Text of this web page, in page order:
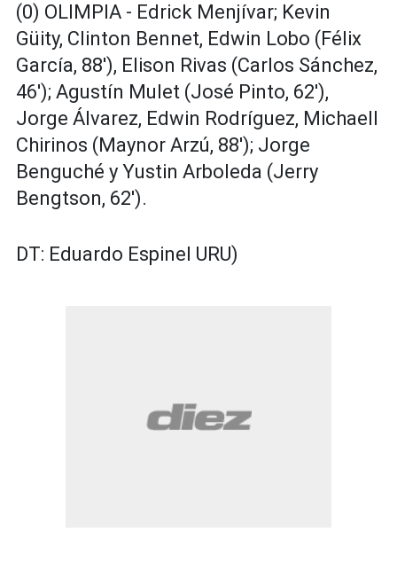
(0) OLIMPIA - Edrick Menjívar; Kevin
Güity, Clinton Bennet, Edwin Lobo (Félix
García, 88'), Elison Rivas (Carlos Sánchez,
46'); Agustín Mulet (José Pinto, 62'),
Jorge Álvarez, Edwin Rodríguez, Michaell
Chirinos (Maynor Arzú, 88'); Jorge
Benguché y Yustin Arboleda (Jerry
Bengtson, 62').
DT: Eduardo Espinel URU)